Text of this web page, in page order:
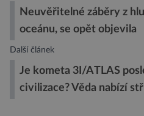
Neuvěřitelné záběry z
oceánu, se opět objevila
Další článek
Je kometa 3I/ATLAS
civilizace? Věda nabízí